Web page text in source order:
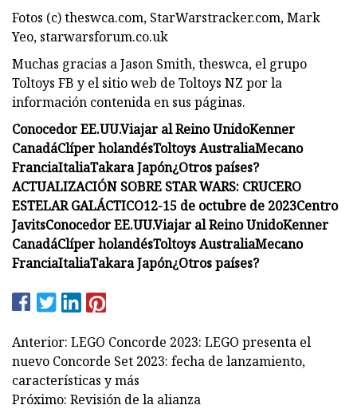
Fotos (c) theswca.com, StarWarstracker.com, Mark
Yeo, starwarsforum.co.uk
Muchas gracias a Jason Smith, theswca, el grupo
Toltoys FB y el sitio web de Toltoys NZ por la
información contenida en sus páginas.
Conocedor EE.UU.Viajar al Reino UnidoKenner
CanadáClíper holandésToltoys AustraliaMecano
FranciaItaliaTakara Japón¿Otros países?
ACTUALIZACIÓN SOBRE STAR WARS: CRUCERO
ESTELAR GALÁCTICO12-15 de octubre de 2023Centro
JavitsConocedor EE.UU.Viajar al Reino UnidoKenner
CanadáClíper holandésToltoys AustraliaMecano
FranciaItaliaTakara Japón¿Otros países?
Anterior: LEGO Concorde 2023: LEGO presenta el
nuevo Concorde Set 2023: fecha de lanzamiento,
características y más
Próximo: Revisión de la alianza